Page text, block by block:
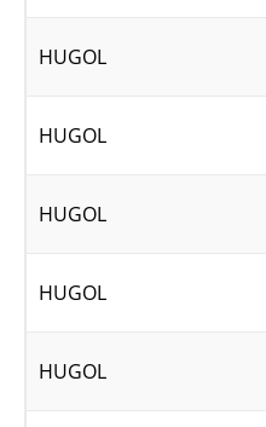
HUGOL
HUGOL
HUGOL
HUGOL
HUGOL